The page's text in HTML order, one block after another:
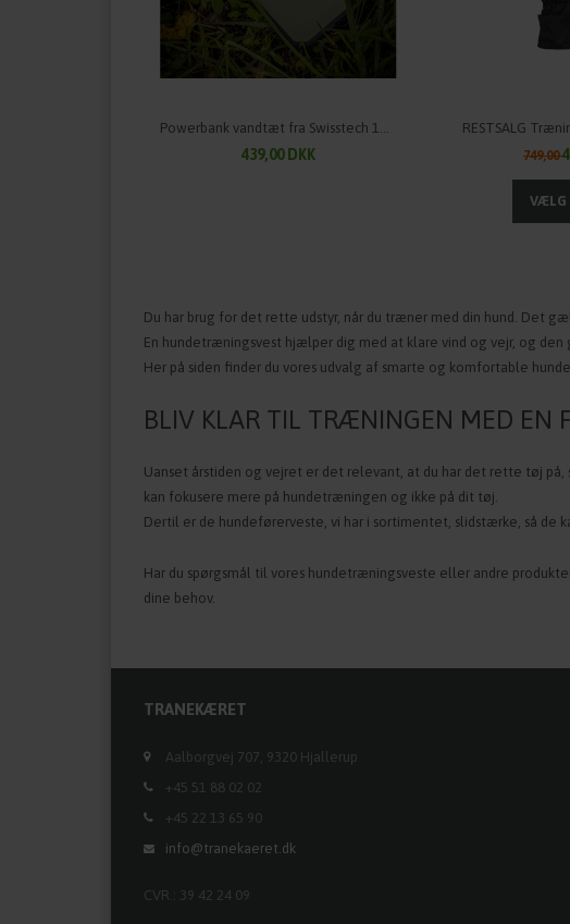
Powerbank vandtæt fra Swisstech 10.000 mAh
439,00 DKK 749,00
Du har brug for det rette udstyr, når du træner med din hund. Det
En hundetræningsvest hjælper dig med at klare vind og vejr, og
Her på siden finder du vores udvalg af smarte og komfortable
BLIV KLAR TIL TRÆNINGEN MED EN
Uanset årstiden og vejret er det relevant, at du har det rette tøj
kan fokusere mere på hundetræningen og ikke på dit tøj.
Dertil er de hundeførerveste, vi har i sortimentet, slidstærke, så de
Har du spørgsmål til vores hundetræningsveste eller andre
dine behov.
TRANEKÆRET
Aalborgvej 707, 9320 Hjallerup
+45 51 88 02 02
+45 22 13 65 90
info@tranekaeret.dk
CVR.: 39 42 24 09